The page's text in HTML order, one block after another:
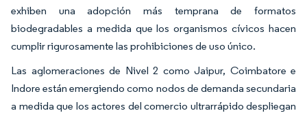
exhiben una adopción más temprana de formatos
biodegradables a medida que los organismos cívicos hacen
cumplir rigurosamente las prohibiciones de uso único.
Las aglomeraciones de Nivel 2 como Jaipur, Coimbatore e
Indore están emergiendo como nodos de demanda secundaria
a medida que los actores del comercio ultrarrápido despliegan